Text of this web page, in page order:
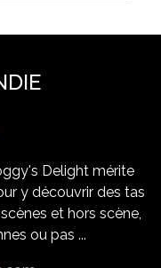
Delight mérite
y découvrir des tas
et hors scène,
ou pas ...